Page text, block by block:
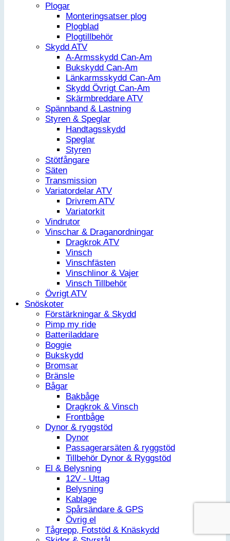
Plogar
Monteringsatser plog
Plogblad
Plogtillbehör
Skydd ATV
A-Armsskydd Can-Am
Bukskydd Can-Am
Länkarmsskydd Can-Am
Skydd Övrigt Can-Am
Skärmbreddare ATV
Spännband & Lastning
Styren & Speglar
Handtagsskydd
Speglar
Styren
Stötfångare
Säten
Transmission
Variatordelar ATV
Drivrem ATV
Variatorkit
Vindrutor
Vinschar & Draganordningar
Dragkrok ATV
Vinsch
Vinschfästen
Vinschlinor & Vajer
Vinsch Tillbehör
Övrigt ATV
Snöskoter
Förstärkningar & Skydd
Pimp my ride
Batteriladdare
Boggie
Bukskydd
Bromsar
Bränsle
Bågar
Bakbåge
Dragkrok & Vinsch
Frontbåge
Dynor & ryggstöd
Dynor
Passagerarsäten & ryggstöd
Tillbehör Dynor & Ryggstöd
El & Belysning
12V - Uttag
Belysning
Kablage
Spårsändare & GPS
Övrig el
Tågrepp, Fotstöd & Knäskydd